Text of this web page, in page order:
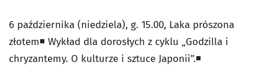
6 października (niedziela), g. 15.00, Laka prószona
złotem◾️ Wykład dla dorosłych z cyklu „Godzilla i
chryzantemy. O kulturze i sztuce Japonii”.◾️